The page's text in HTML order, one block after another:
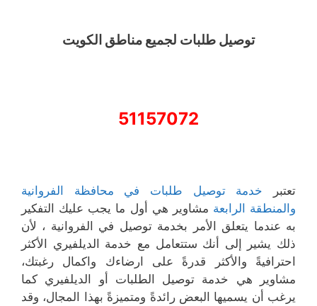
توصيل طلبات لجميع مناطق الكويت
51157072
تعتبر خدمة توصيل طلبات في محافظة الفروانية
والمنطقة الرابعة مشاوير هي أول ما يجب عليك التفكير
به عندما يتعلق الأمر بخدمة توصيل في الفروانية ، لأن
ذلك يشير إلى أنك ستتعامل مع خدمة الديلفيري الأكثر
احترافيةً والأكثر قدرةً على ارضاءك واكمال رغبتك،
مشاوير هي خدمة توصيل الطلبات أو الديلفيري كما
يرغب أن يسميها البعض رائدةً ومتميزةً بهذا المجال، وقد